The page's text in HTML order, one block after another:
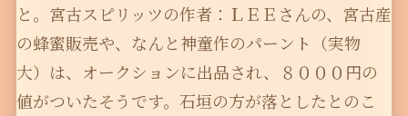
と。宮古スピリッツの作者：ＬＥＥさんの、宮古産
の蜂蜜販売や、なんと神童作のパーント（実物
大）は、オークションに出品され、８０００円の
値がついたそうです。石垣の方が落としたとのこ